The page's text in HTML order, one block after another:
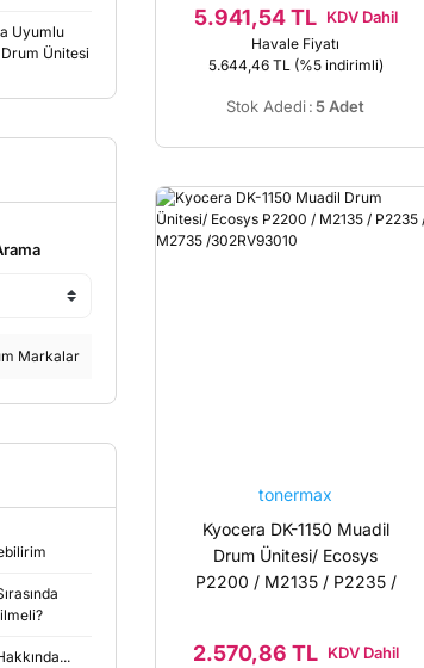
Uyumlu
Ünitesi
Markalar
5.941,54 TL KDV Dahil
Havale Fiyatı
5.644,46 TL (%5 indirimli)
Stok Adedi : 5 Adet
tonermax
Kyocera DK-1150 Muadil
Drum Ünitesi/ Ecosys
P2200 / M2135 / P2235 /
2.570,86 TL KDV Dahil